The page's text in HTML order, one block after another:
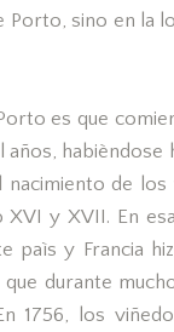
Porto, sino en la
es que
nacimiento de
y XVII. En
paìs y Francia
durante
1756, los